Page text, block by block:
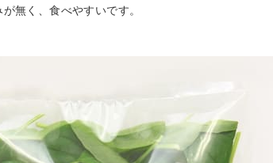
無く、食べやすいです。